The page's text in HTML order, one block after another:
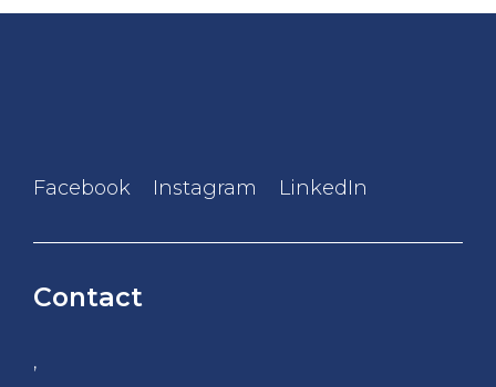
Facebook Instagram LinkedIn
Contact
,